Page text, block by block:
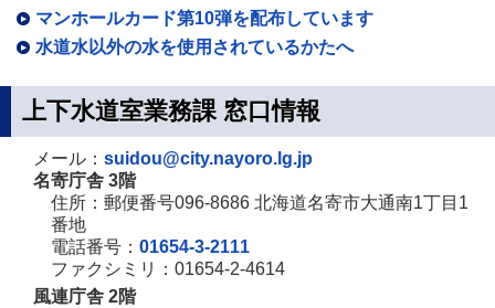
マンホールカード第10弾を配布しています
水道水以外の水を使用されているかたへ
上下水道室業務課 窓口情報
メール： suidou@city.nayoro.lg.jp
名寄庁舎 3階
住所：郵便番号096-8686 北海道名寄市大通南1丁目1
番地
電話番号： 01654-3-2111
ファクシミリ：01654-2-4614
風連庁舎 2階